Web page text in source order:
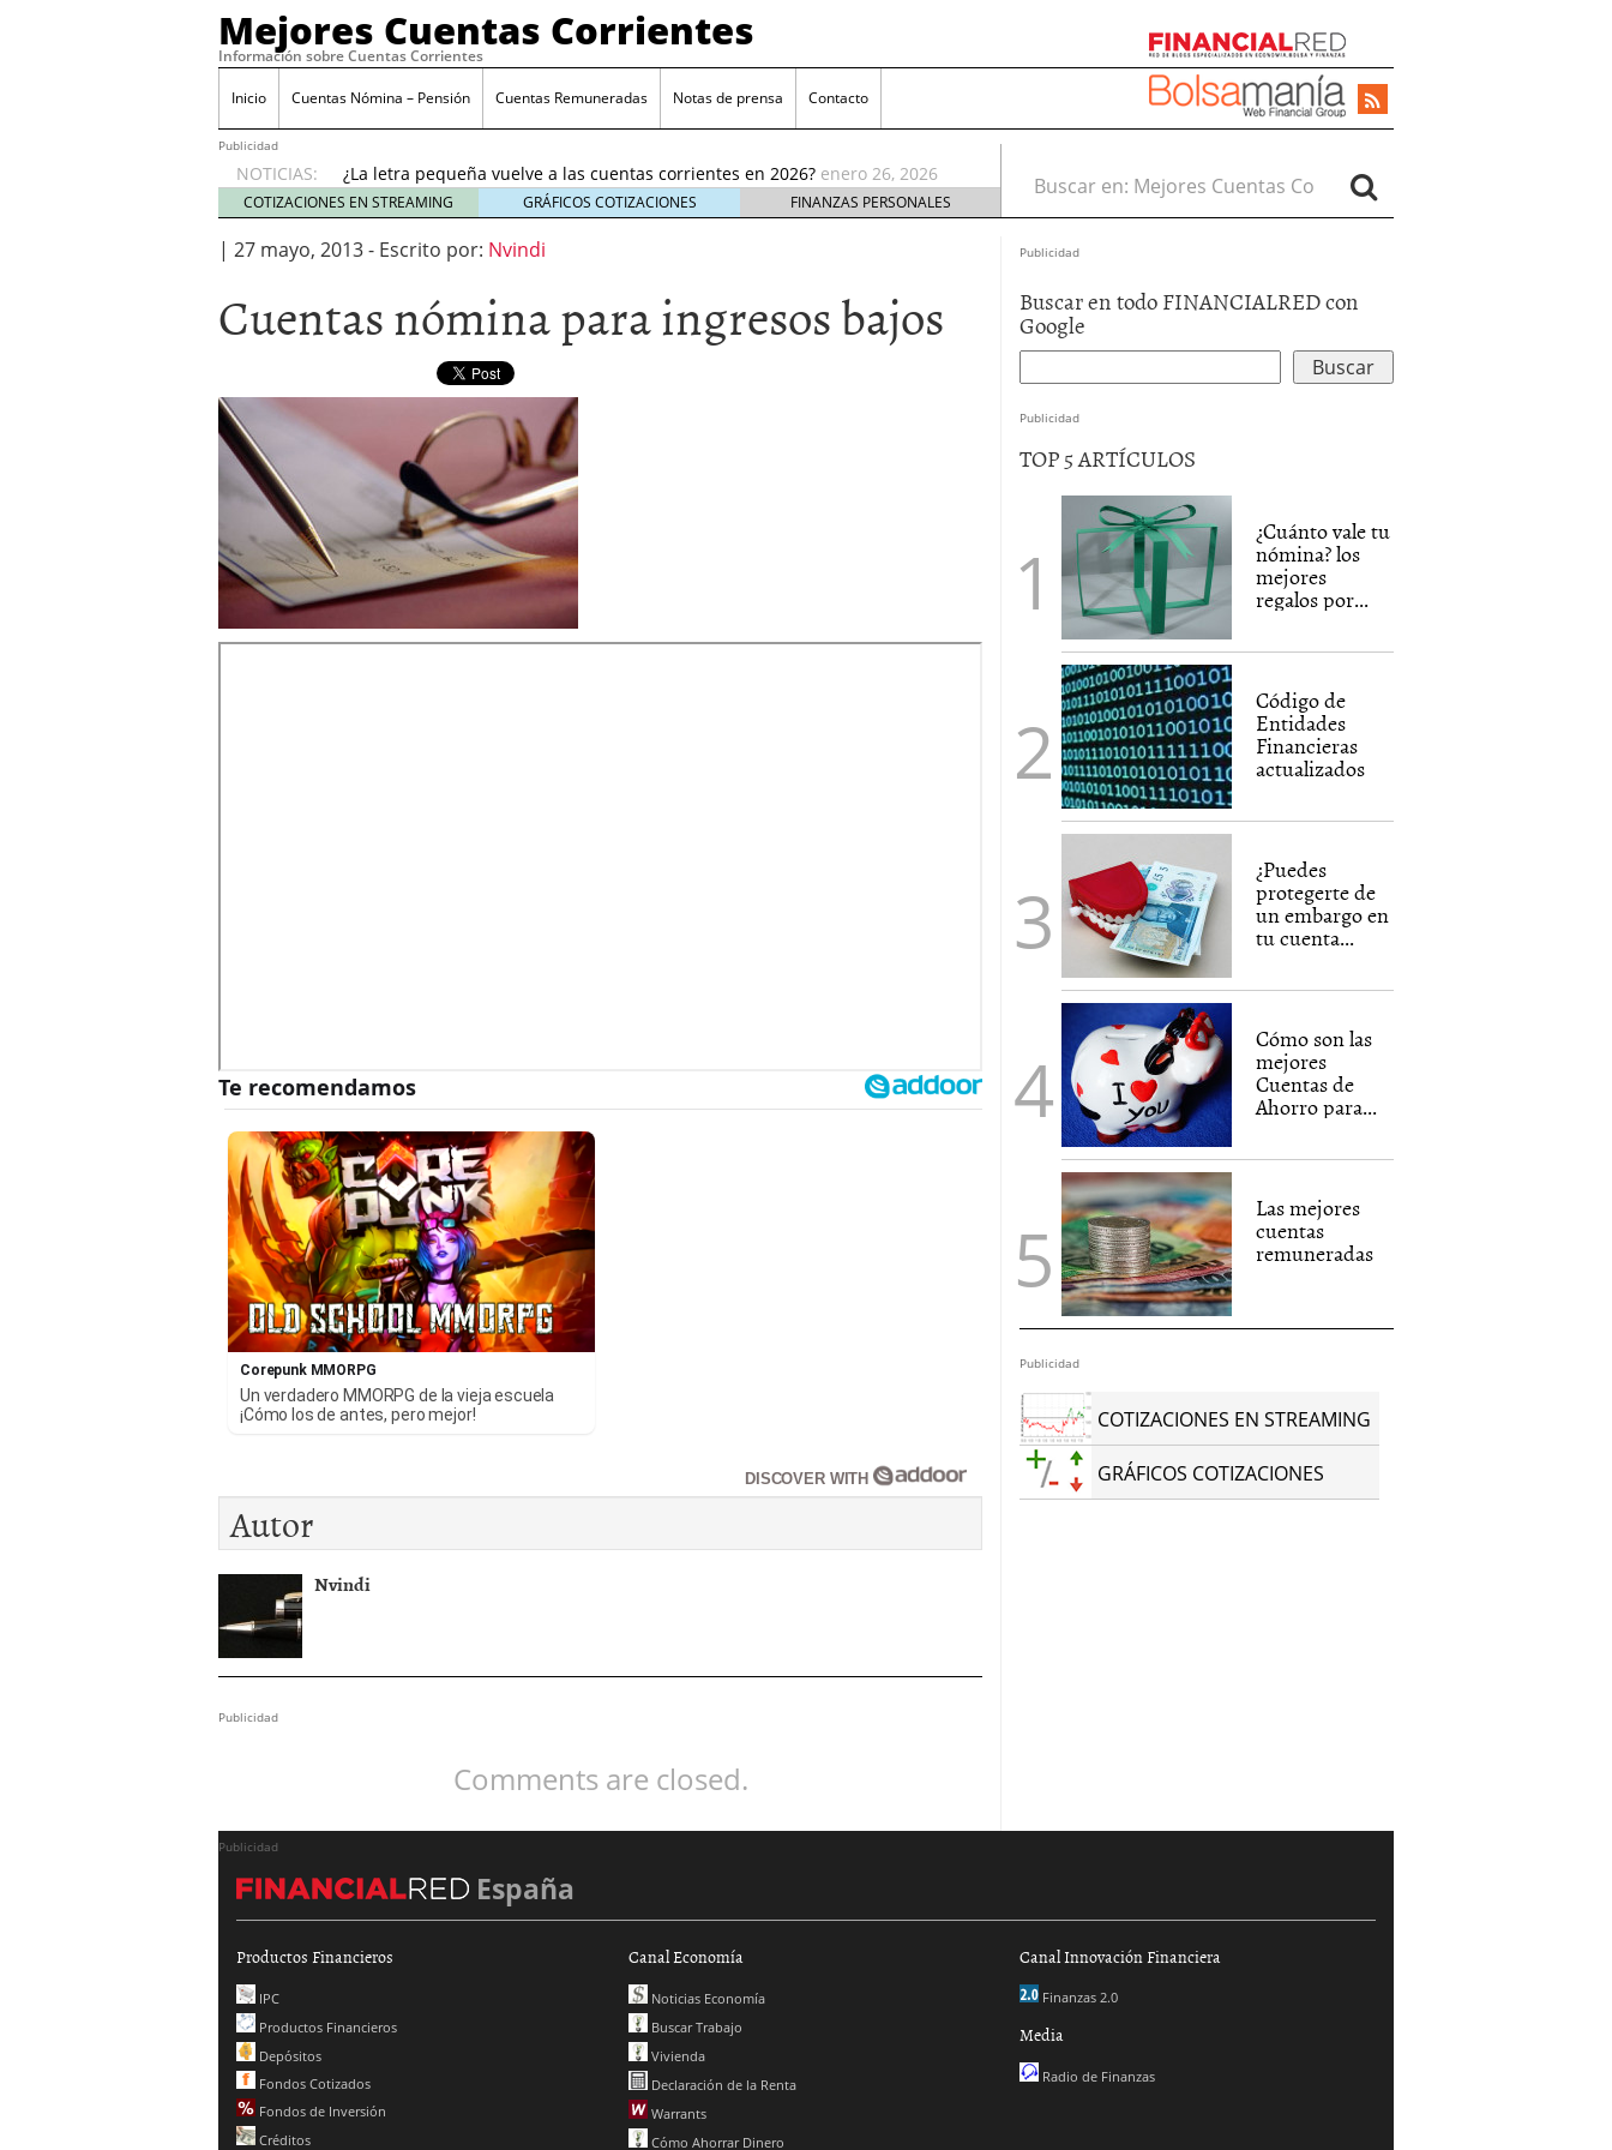
Mejores Cuentas Corrientes
Información sobre Cuentas Corrientes
Inicio Cuentas Nómina – Pensión Cuentas Remuneradas Notas de prensa Contacto
Publicidad
NOTICIAS:
¿La letra pequeña vuelve a las cuentas corrientes en 2026? enero 26, 2026
Checklist para evaluar cuentas corrientes antes de abrir una nueva enero
21, 2026
Cuenta remunerada vs cuenta estándar: ¿cuál elegir?
menores de 35 años
Banco Sabadell anuncia reducción de remuneración en su cuenta online
desde febrero 2026: qué te afecta
enero 5, 2026
¿La letra pequeña vuelve a las cuentas corrientes en 2026?
COTIZACIONES EN STREAMING GRÁFICOS COTIZACIONES FINANZAS PERSONALES
Buscar en:
| 27 mayo, 2013- Escrito por: Nvindi
Cuentas nómina para ingresos bajos
Corepunk MMORPG
Un verdadero MMORPG de la vieja escuela
¡Cómo los de antes, pero mejor!
DISCOVER WITH
Autor
Nvindi
Publicidad
Comments are closed.
Publicidad
Buscar en todo FINANCIALRED con
Google
Publicidad
TOP 5 ARTÍCULOS
¿Cuánto vale tu
nómina? los
mejores
regalos por...
Código de
Entidades
Financieras
actualizados
¿Puedes
protegerte de
un embargo en
tu cuenta...
Cómo son las
mejores
Cuentas de
Ahorro para...
Las mejores
cuentas
remuneradas
Publicidad
COTIZACIONES EN STREAMING
GRÁFICOS COTIZACIONES
Publicidad
España
Productos Financieros
IPC
Productos Financieros
Depósitos
Fondos Cotizados
Fondos de Inversión
Créditos
Canal Economía
Noticias Economía
Buscar Trabajo
Vivienda
Declaración de la Renta
Warrants
Cómo Ahorrar Dinero
Canal Innovación Financiera
Finanzas 2.0
Media
Radio de Finanzas